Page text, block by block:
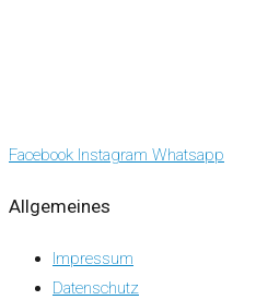
Facebook Instagram Whatsapp
Allgemeines
Impressum
Datenschutz